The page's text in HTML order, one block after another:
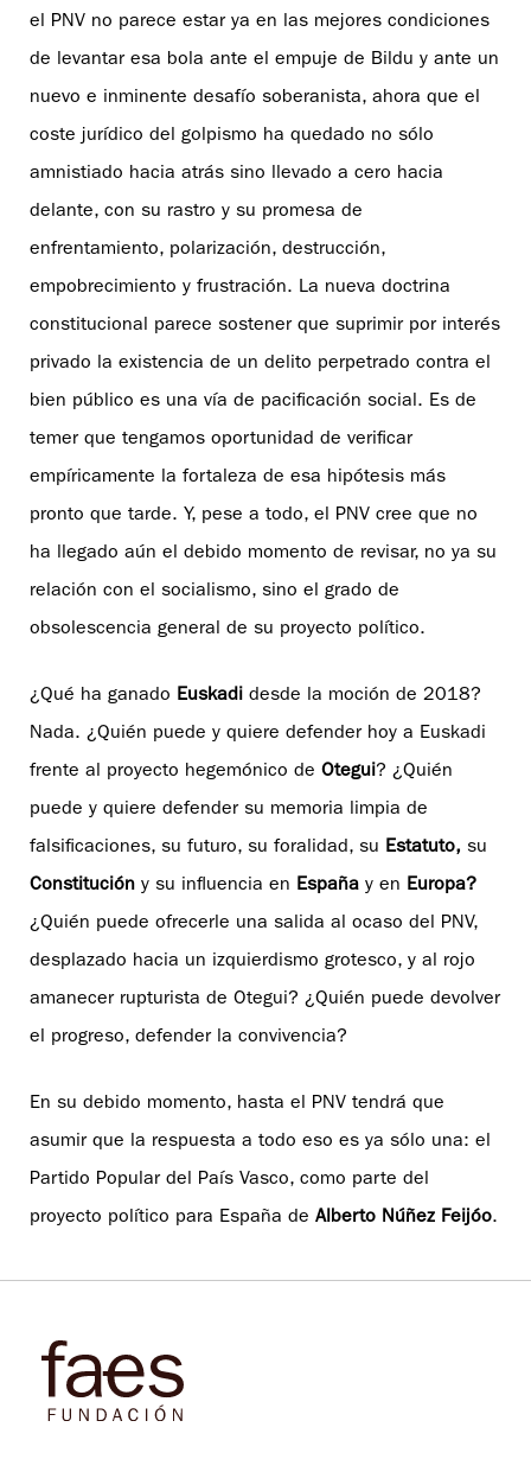
el PNV no parece estar ya en las mejores condiciones
de levantar esa bola ante el empuje de Bildu y ante un
nuevo e inminente desafío soberanista, ahora que el
coste jurídico del golpismo ha quedado no sólo
amnistiado hacia atrás sino llevado a cero hacia
delante, con su rastro y su promesa de
enfrentamiento, polarización, destrucción,
empobrecimiento y frustración. La nueva doctrina
constitucional parece sostener que suprimir por interés
privado la existencia de un delito perpetrado contra el
bien público es una vía de pacificación social. Es de
temer que tengamos oportunidad de verificar
empíricamente la fortaleza de esa hipótesis más
pronto que tarde. Y, pese a todo, el PNV cree que no
ha llegado aún el debido momento de revisar, no ya su
relación con el socialismo, sino el grado de
obsolescencia general de su proyecto político.
¿Qué ha ganado Euskadi desde la moción de 2018?
Nada. ¿Quién puede y quiere defender hoy a Euskadi
frente al proyecto hegemónico de Otegui? ¿Quién
puede y quiere defender su memoria limpia de
falsificaciones, su futuro, su foralidad, su Estatuto, su
Constitución y su influencia en España y en Europa?
¿Quién puede ofrecerle una salida al ocaso del PNV,
desplazado hacia un izquierdismo grotesco, y al rojo
amanecer rupturista de Otegui? ¿Quién puede devolver
el progreso, defender la convivencia?
En su debido momento, hasta el PNV tendrá que
asumir que la respuesta a todo eso es ya sólo una: el
Partido Popular del País Vasco, como parte del
proyecto político para España de Alberto Núñez Feijóo.